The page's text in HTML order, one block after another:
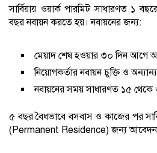
সার্বিয়ায় ওয়ার্ক পারমিট সাধারণত ১
বছর নবায়ন করতে হয়। নবায়নের জন্য:
মেয়াদ শেষ হওয়ার ৩০ দিন আগে
নিয়োগকর্তার নবায়ন চুক্তি ও
নবায়নের সময় সাধারণত ১৫ থেকে
৫ বছর বৈধভাবে বসবাস ও কাজের পর
(Permanent Residence) জন্য আবেদন